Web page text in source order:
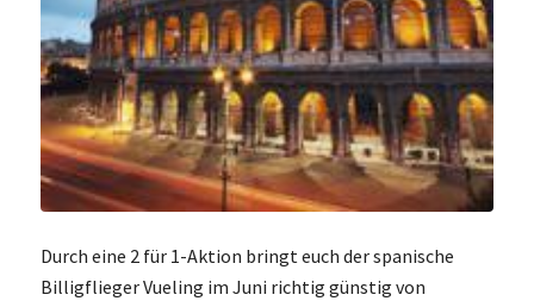
Durch eine 2 für 1-Aktion bringt euch der spanische
Billigflieger Vueling im Juni richtig günstig von